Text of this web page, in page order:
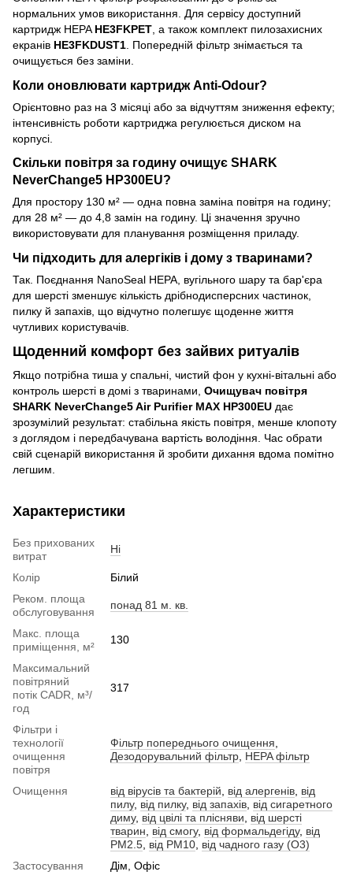
нормальних умов використання. Для сервісу доступний
картридж HEPA HE3FKPET , а також комплект пилозахисних
екранів HE3FKDUST1 . Попередній фільтр знімається та
очищується без заміни.
Коли оновлювати картридж Anti-Odour?
Орієнтовно раз на 3 місяці або за відчуттям зниження ефекту;
інтенсивність роботи картриджа регулюється диском на
корпусі.
Скільки повітря за годину очищує SHARK
NeverChange5 HP300EU?
Для простору 130 м² — одна повна заміна повітря на годину;
для 28 м² — до 4,8 замін на годину. Ці значення зручно
використовувати для планування розміщення приладу.
Чи підходить для алергіків і дому з тваринами?
Так. Поєднання NanoSeal HEPA, вугільного шару та бар'єра
для шерсті зменшує кількість дрібнодисперсних частинок,
пилку й запахів, що відчутно полегшує щоденне життя
чутливих користувачів.
Щоденний комфорт без зайвих ритуалів
Якщо потрібна тиша у спальні, чистий фон у кухні-вітальні або
контроль шерсті в домі з тваринами, Очищувач повітря
SHARK NeverChange5 Air Purifier MAX HP300EU дає
зрозумілий результат: стабільна якість повітря, менше клопоту
з доглядом і передбачувана вартість володіння. Час обрати
свій сценарій використання й зробити дихання вдома помітно
легшим.
Характеристики
Без прихованих
витрат
Ні
Колір
Білий
Реком. площа
обслуговування
понад 81 м. кв.
Макс. площа
приміщення, м²
130
Максимальний
повітряний
потік CADR, м³/
год
317
Фільтри і
технології
очищення
повітря
Фільтр попереднього очищення
Дезодорувальний фільтр HEPA фільтр
Очищення від вірусів та бактерій від алергенів від
пилу, від пилку, від запахів від сигаретного
диму, від цвілі та плісняви
від шерсті
тварин
від смогу, від формальдегіду, від
PM2.5 від PM10 від чадного газу (О3)
Застосування
Дім, Офіс